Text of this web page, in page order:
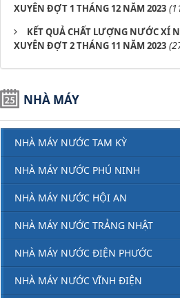
XUYÊN ĐỢT 1 THÁNG 12 NĂM 2023
KẾT QUẢ CHẤT LƯỢNG NƯỚC XÍ
XUYÊN ĐỢT 2 THÁNG 11 NĂM 2023
NHÀ MÁY
NHÀ MÁY NƯỚC TAM KỲ
NHÀ MÁY NƯỚC PHÚ NINH
NHÀ MÁY NƯỚC HỘI AN
NHÀ MÁY NƯỚC TRẢNG NHẬT
NHÀ MÁY NƯỚC ĐIỆN PHƯỚC
NHÀ MÁY NƯỚC VĨNH ĐIỆN